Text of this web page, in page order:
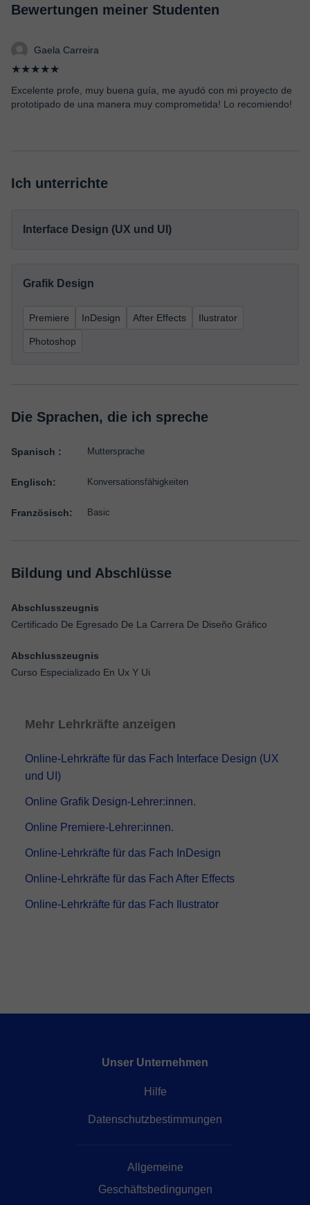
Bewertungen meiner Studenten
Gaela Carreira
★★★★★
Excelente profe, muy buena guía, me ayudó con mi proyecto de
prototipado de una manera muy comprometida! Lo recomiendo!
Ich unterrichte
Interface Design (UX und UI)
Grafik Design
Premiere InDesign After Effects Ilustrator
Photoshop
Die Sprachen, die ich spreche
Spanisch : Muttersprache
Englisch: Konversationsfähigkeiten
Französisch: Basic
Bildung und Abschlüsse
Abschlusszeugnis
Certificado De Egresado De La Carrera De Diseño Gráfico
Abschlusszeugnis
Curso Especializado En Ux Y Ui
Mehr Lehrkräfte anzeigen
Online-Lehrkräfte für das Fach Interface Design (UX
und UI)
Online Grafik Design-Lehrer:innen.
Online Premiere-Lehrer:innen.
Online-Lehrkräfte für das Fach InDesign
Online-Lehrkräfte für das Fach After Effects
Online-Lehrkräfte für das Fach Ilustrator
Unser Unternehmen
Hilfe
Datenschutzbestimmungen
Allgemeine
Geschäftsbedingungen